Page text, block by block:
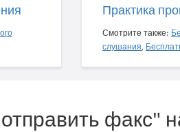
Практика
Смотрите также:
слушания,
факс"